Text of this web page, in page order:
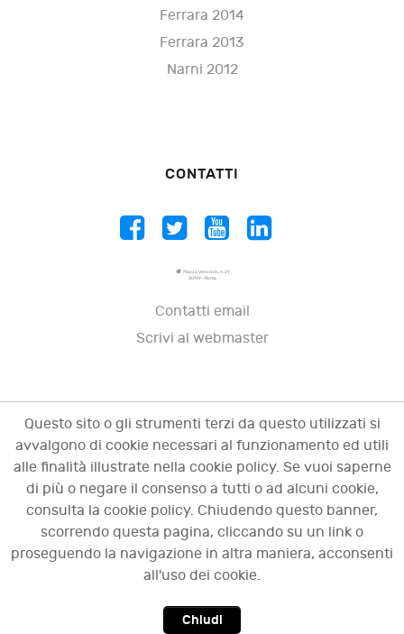
Ferrara 2014
Ferrara 2013
Narni 2012
CONTATTI
Piazza Vescovio, n. 21
00199 - Roma
Contatti email
Scrivi al webmaster
© 2009 - 2026 OCI - Osservatorio sulle crisi
d'impresa. Tutti i diritti riservati.
Questo sito o gli strumenti terzi da questo utilizzati si
avvalgono di cookie necessari al funzionamento ed utili
alle finalità illustrate nella cookie policy. Se vuoi saperne
di più o negare il consenso a tutti o ad alcuni cookie,
consulta la cookie policy. Chiudendo questo banner,
scorrendo questa pagina, cliccando su un link o
proseguendo la navigazione in altra maniera, acconsenti
all'uso dei cookie.
Chiudi